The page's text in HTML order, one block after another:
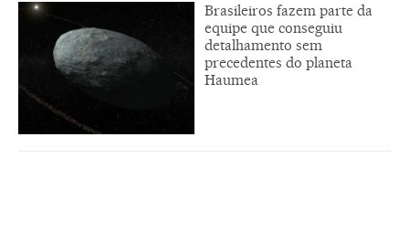
Brasileiros fazem parte da
equipe que conseguiu
detalhamento sem
precedentes do planeta
Haumea